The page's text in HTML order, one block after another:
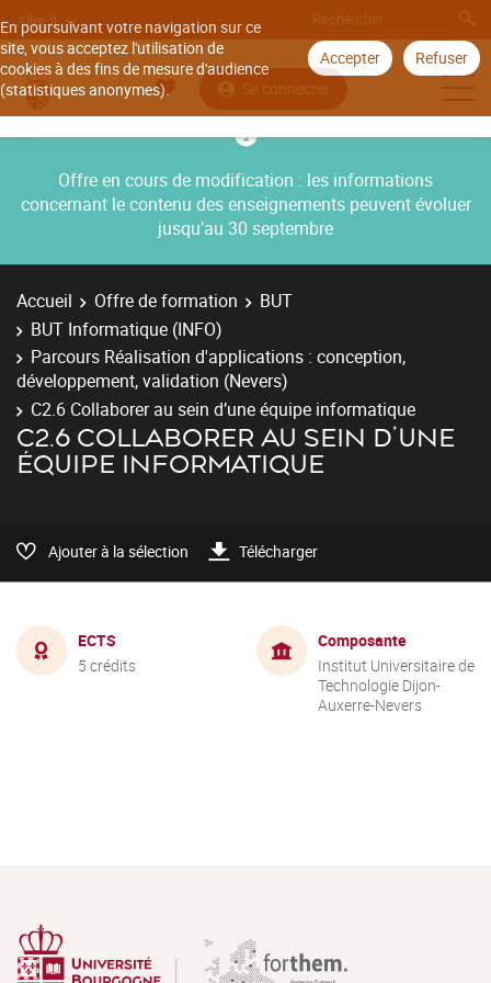
En poursuivant votre navigation sur ce
site, vous acceptez l'utilisation de
cookies à des fins de mesure d'audience
(statistiques anonymes).
Accepter Refuser
Aller à
Se connecter
Offre en cours de modification : les informations
concernant le contenu des enseignements peuvent évoluer
jusqu’au 30 septembre
Accueil Offre de formation
BUT
BUT Informatique (INFO)
Parcours Réalisation d'applications : conception,
développement, validation (Nevers)
C2.6 Collaborer au sein d’une équipe informatique
C2.6 COLLABORER AU SEIN D’UNE
ÉQUIPE INFORMATIQUE
Ajouter à la sélection Télécharger
ECTS
5 crédits
Composante
Institut Universitaire de
Technologie Dijon-
Auxerre-Nevers